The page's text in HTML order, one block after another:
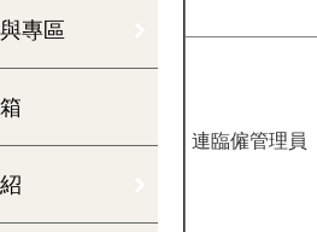
專區
連臨僱管理員